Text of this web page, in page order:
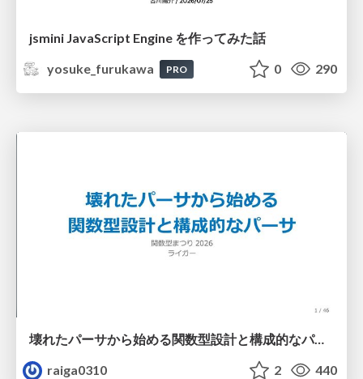
jsmini JavaScript Engine を作ってみた話
yosuke_furukawa
PRO 0 290
壊れたパーサから始める関数型設計と構成的なパーサ #fp_matsuri
raiga0310
2 440